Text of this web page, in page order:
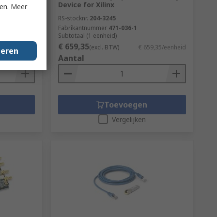
eenheid
Device for Xilinx
RS-stocknr. 204-3245
Fabrikantnummer 471-036-1
Subtotaal (1 eenheid)
€ 659,35(excl. BTW) € 659,35/eenheid
Aantal
Toevoegen
Vergelijken
Meer